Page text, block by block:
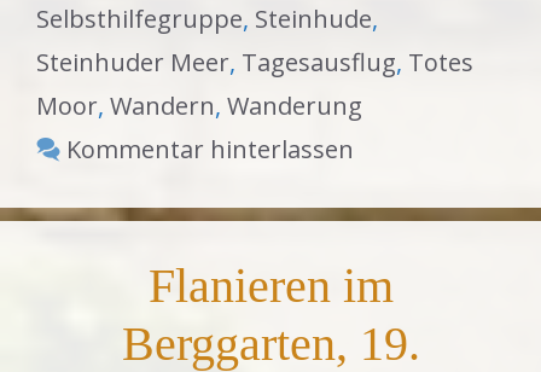
Selbsthilfegruppe, Steinhude,
Steinhuder Meer, Tagesausflug, Totes
Moor, Wandern, Wanderung
Kommentar hinterlassen
Flanieren im
Berggarten, 19.